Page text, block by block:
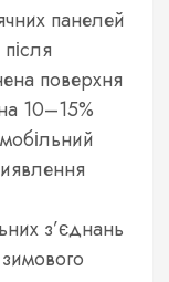
панелей
поверхня
10–15%
з’єднань